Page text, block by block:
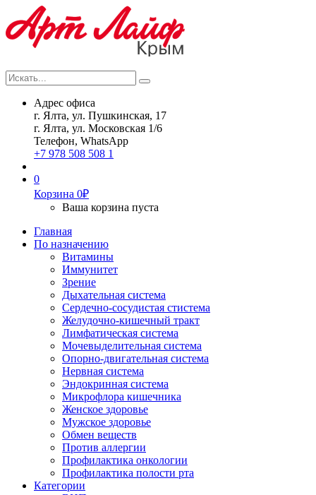
Search
Адрес офиса
г. Ялта, ул. Пушкинская, 17
г. Ялта, ул. Московская 1/6
Телефон, WhatsApp
+7 978 508 508 1
0
Корзина 0₽
Ваша корзина пуста
Главная
По назначению
Витамины
Иммунитет
Зрение
Дыхательная система
Сердечно-сосудистая стистема
Желудочно-кишечный тракт
Лимфатическая система
Мочевыделительная система
Опорно-двигательная система
Нервная система
Эндокринная система
Микрофлора кишечника
Женское здоровье
Мужское здоровье
Обмен веществ
Против аллергии
Профилактика онкологии
Профилактика полости рта
Категории